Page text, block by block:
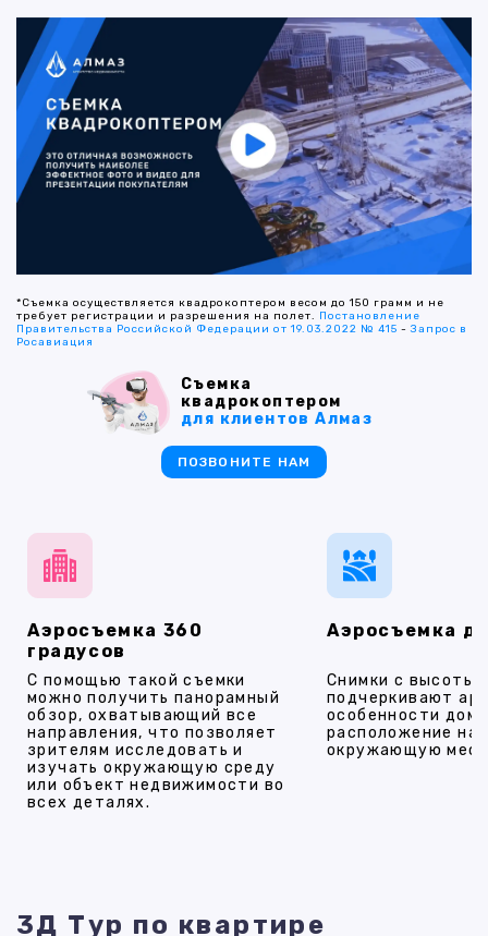
Аэросъемка 360
градусов
С помощью такой съемки
можно получить панорамный
обзор, охватывающий все
направления, что позволяет
зрителям исследовать и
изучать окружающую среду
или объект недвижимости во
всех деталях.
Аэросъемка
Снимки с высоты
подчеркивают
особенности
расположение на
окружающую
*Съемка осуществляется квадрокоптером весом до 150 грамм и не
требует регистрации и разрешения на полет. Постановление
Правительства Российской Федерации от 19.03.2022 № 415 -Запрос в
Росавиация
Съемка
квадрокоптером
для клиентов Алмаз
ПОЗВОНИТЕ НАМ
3Д Тур по квартире